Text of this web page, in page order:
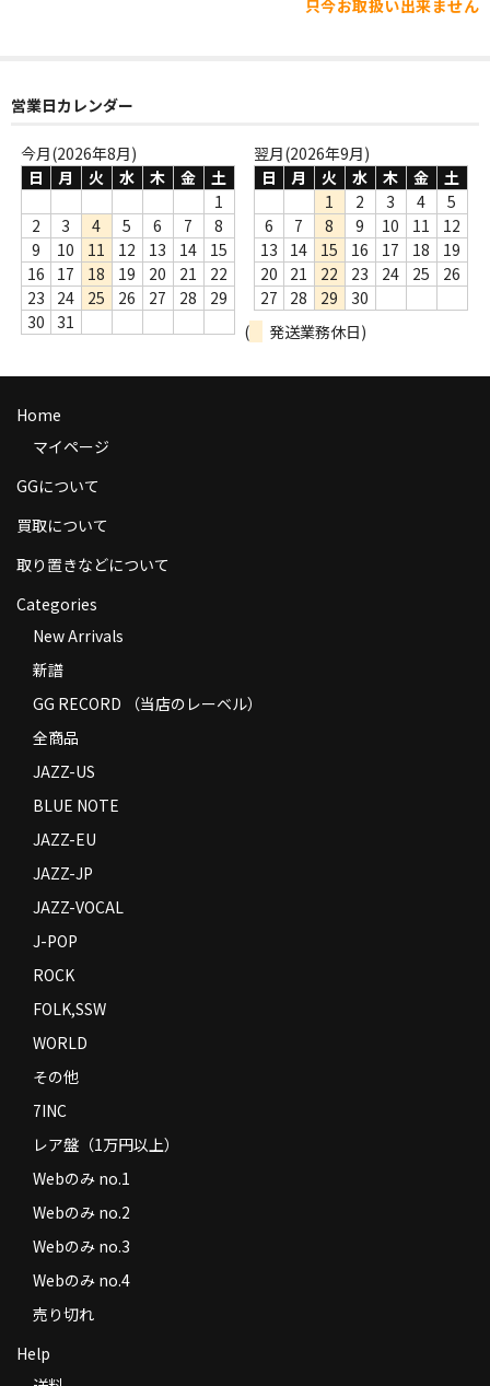
Webのみ no.1
Webのみ no.2
Webのみ no.3
Webのみ no.4
売り切れ
Help
送料
商品の発送
返品
コンディション
Privacy Policy
Contact
只今お取扱い出来ません
営業日カレンダー
今月(2026年8月)
日
月 火 水 木 金
土
1
2
3 4 5 6 7
8
9
10 11 12 13 14
15
16
17 18 19 20 21
22
23
24 25 26 27 28
29
30
31
翌月(2026年9月)
日
月 火 水 木 金
土
1
2 3 4
5
6
7 8 9 10 11
12
13
14 15 16 17 18
19
20
21 22 23 24 25
26
27
28 29
30
(
発送業務休日)
Home
マイページ
GGについて
買取について
取り置きなどについて
Categories
New Arrivals
新譜
GG RECORD （当店のレーベル）
全商品
JAZZ-US
BLUE NOTE
JAZZ-EU
JAZZ-JP
JAZZ-VOCAL
J-POP
ROCK
FOLK,SSW
WORLD
その他
7INC
レア盤（1万円以上）
Webのみ no.1
Webのみ no.2
Webのみ no.3
Webのみ no.4
売り切れ
Help